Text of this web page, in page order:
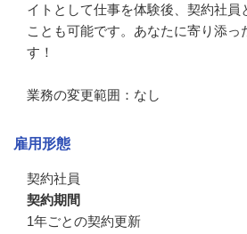
イトとして仕事を体験後、契約社員
ことも可能です。あなたに寄り添っ
す！
業務の変更範囲：なし
雇用形態
契約社員
契約期間
1年ごとの契約更新